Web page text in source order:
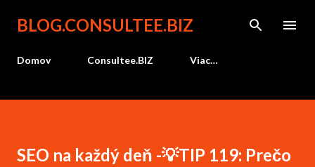
Preskočiť na hlavný obsah
BLOG.CONSULTEE.BIZ
Domov Consultee.BIZ Viac…
SEO na každý deň -💡TIP 119: Prečo